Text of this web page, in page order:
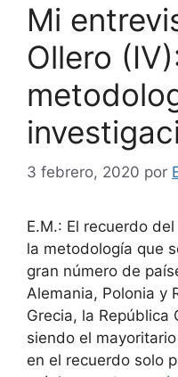
Mi
Ollero
3 febrero, 2020 por
E.M.: El recuerdo
la metodología que
gran número de
Alemania, Polonia y
Grecia, la República
siendo el
en el recuerdo solo